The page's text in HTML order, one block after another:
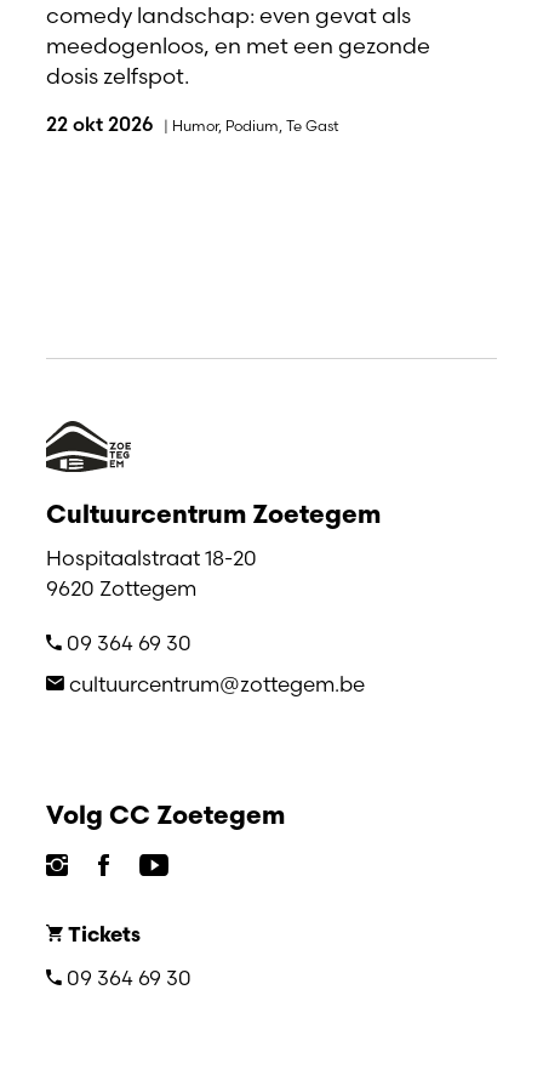
comedy landschap: even gevat als
meedogenloos, en met een gezonde
dosis zelfspot.
22 okt 2026 | Humor, Podium, Te Gast
Cultuurcentrum Zoetegem
Hospitaalstraat 18-20
9620 Zottegem
09 364 69 30
cultuurcentrum@zottegem.be
Volg CC Zoetegem
Tickets
09 364 69 30